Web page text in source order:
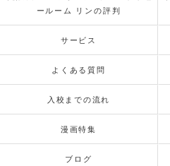
ールーム リンの評判
サービス
よくある質問
入校までの流れ
漫画特集
ブログ